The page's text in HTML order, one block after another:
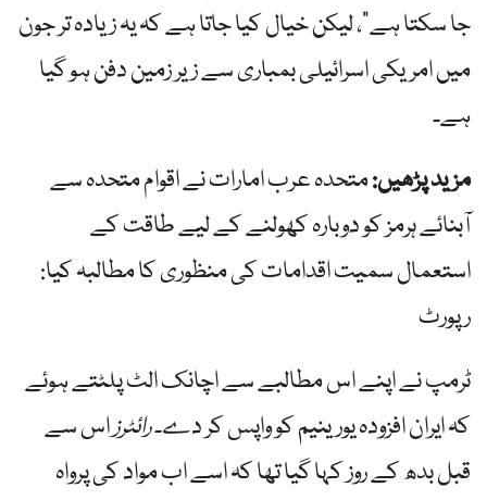
جا سکتا ہے”، لیکن خیال کیا جاتا ہے کہ یہ زیادہ تر جون
میں امریکی اسرائیلی بمباری سے زیر زمین دفن ہو گیا
ہے۔
مزید پڑھیں:متحدہ عرب امارات نے اقوام متحدہ سے
آبنائے ہرمز کو دوبارہ کھولنے کے لیے طاقت کے
استعمال سمیت اقدامات کی منظوری کا مطالبہ کیا:
رپورٹ
ٹرمپ نے اپنے اس مطالبے سے اچانک الٹ پلٹتے ہوئے
کہ ایران افزودہ یورینیم کو واپس کر دے۔رائٹرزاس سے
قبل بدھ کے روز کہا گیا تھا کہ اسے اب مواد کی پرواہ